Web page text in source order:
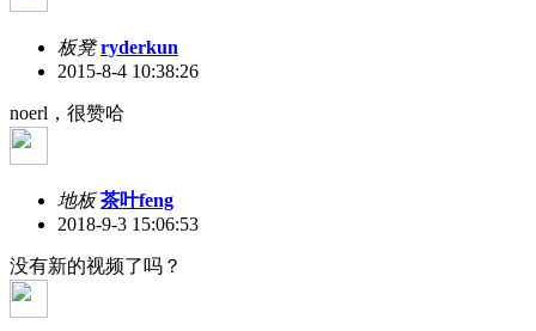
板凳 ryderkun
2015-8-4 10:38:26
noerl，很赞哈
地板 茶叶feng
2018-9-3 15:06:53
没有新的视频了吗？